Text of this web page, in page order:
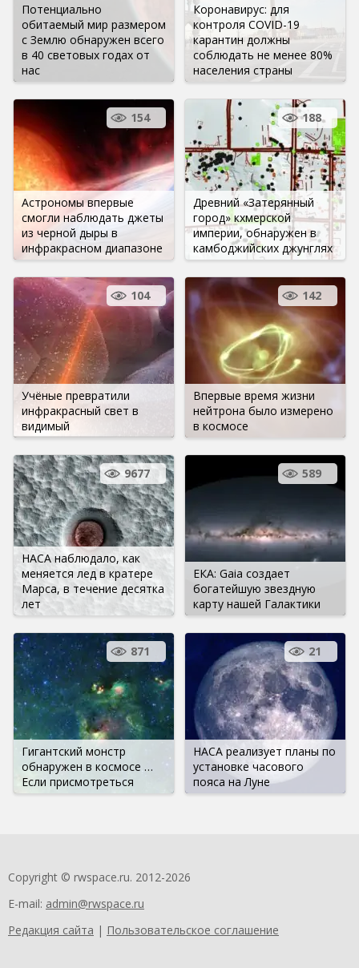
Потенциально
обитаемый мир размером
с Землю обнаружен всего
в 40 световых годах от
нас
Коронавирус: для
контроля COVID-19
карантин должны
соблюдать не менее 80%
населения страны
Астрономы впервые
смогли наблюдать джеты
из черной дыры в
инфракрасном диапазоне
154
Древний «Затерянный
город» кхмерской
империи, обнаружен в
камбоджийских джунглях
188
Учёные превратили
инфракрасный свет в
видимый
104
Впервые время жизни
нейтрона было измерено
в космосе
142
НАСА наблюдало, как
меняется лед в кратере
Марса, в течение десятка
лет
9677
ЕКА: Gaia создает
богатейшую звездную
карту нашей Галактики
589
Гигантский монстр
обнаружен в космосе …
Если присмотреться
871
НАСА реализует планы по
установке часового
пояса на Луне
21
Copyright © rwspace.ru. 2012-2026
E-mail: admin@rwspace.ru
Редакция сайта | Пользовательское соглашение